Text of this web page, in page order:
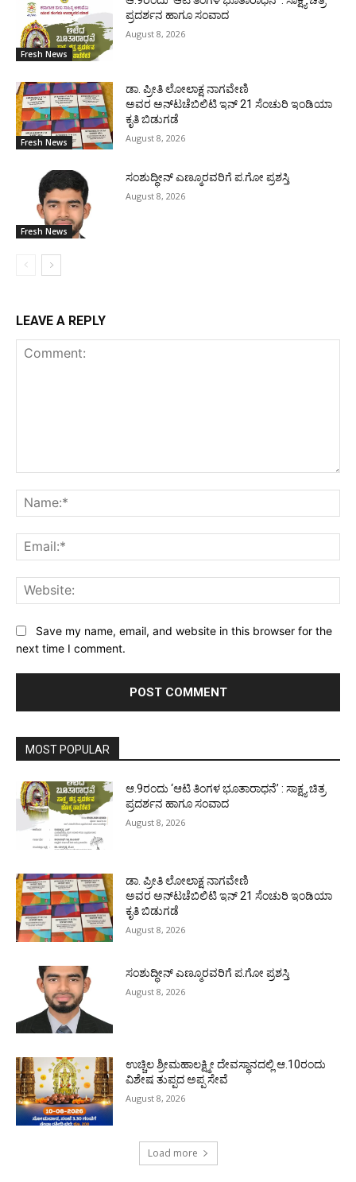
Fresh News
ಪ್ರದರ್ಶನ ಹಾಗೂ ಸಂವಾದ
August 8, 2026
Fresh News
ಡಾ. ಪ್ರೀತಿ ಲೋಲಾಕ್ಷ ನಾಗವೇಣಿ
ಅವರ ಅನ್‌ಟಚೆಬಿಲಿಟಿ ಇನ್ 21 ಸೆಂಚುರಿ ಇಂಡಿಯಾ
ಕೃತಿ ಬಿಡುಗಡೆ
August 8, 2026
Fresh News
ಸಂಶುದ್ಧೀನ್ ಎಣ್ಮೂರವರಿಗೆ ಪ.ಗೋ ಪ್ರಶಸ್ತಿ
August 8, 2026
LEAVE A REPLY
Save my name, email, and website in this browser for the
next time I comment.
MOST POPULAR
ಆ.9ರಂದು ‘ಆಟಿ ತಿಂಗಳ ಭೂತಾರಾಧನೆ’ : ಸಾಕ್ಷ್ಯ ಚಿತ್ರ
ಪ್ರದರ್ಶನ ಹಾಗೂ ಸಂವಾದ
August 8, 2026
ಡಾ. ಪ್ರೀತಿ ಲೋಲಾಕ್ಷ ನಾಗವೇಣಿ
ಅವರ ಅನ್‌ಟಚೆಬಿಲಿಟಿ ಇನ್ 21 ಸೆಂಚುರಿ ಇಂಡಿಯಾ
ಕೃತಿ ಬಿಡುಗಡೆ
August 8, 2026
ಸಂಶುದ್ಧೀನ್ ಎಣ್ಮೂರವರಿಗೆ ಪ.ಗೋ ಪ್ರಶಸ್ತಿ
August 8, 2026
ಉಚ್ಚಿಲ ಶ್ರೀಮಹಾಲಕ್ಷ್ಮೀ ದೇವಸ್ಥಾನದಲ್ಲಿ ಆ.10ರಂದು
ವಿಶೇಷ ತುಪ್ಪದ ಅಪ್ಪ ಸೇವೆ
August 8, 2026
Load more